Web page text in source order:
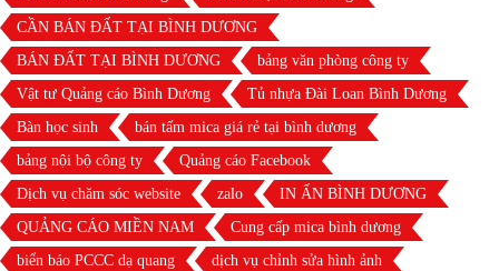
CẦN BÁN ĐẤT TẠI BÌNH DƯƠNG
BÁN ĐẤT TẠI BÌNH DƯƠNG
bảng văn phòng công ty
Vật tư Quảng cáo Bình Dương
Tủ nhựa Đài Loan Bình Dương
Bàn học sinh
bán tấm mica giá rẻ tại bình dương
bảng nội bộ công ty
Quảng cáo Facebook
Dịch vụ chăm sóc website
zalo
IN ẤN BÌNH DƯƠNG
QUẢNG CÁO MIỀN NAM
Cung cấp mica bình dương
biển báo PCCC dạ quang
dịch vụ chỉnh sửa hình ảnh